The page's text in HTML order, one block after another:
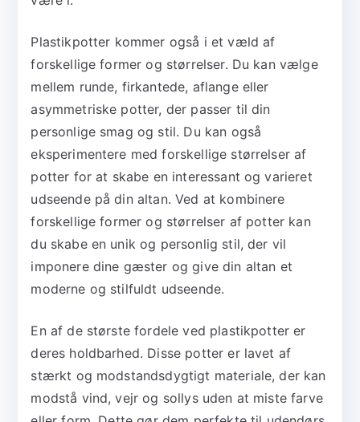
Plastikpotter kommer også i et væld af
forskellige former og størrelser. Du kan vælge
mellem runde, firkantede, aflange eller
asymmetriske potter, der passer til din
personlige smag og stil. Du kan også
eksperimentere med forskellige størrelser af
potter for at skabe en interessant og varieret
udseende på din altan. Ved at kombinere
forskellige former og størrelser af potter kan
du skabe en unik og personlig stil, der vil
imponere dine gæster og give din altan et
moderne og stilfuldt udseende.
En af de største fordele ved plastikpotter er
deres holdbarhed. Disse potter er lavet af
stærkt og modstandsdygtigt materiale, der kan
modstå vind, vejr og sollys uden at miste farve